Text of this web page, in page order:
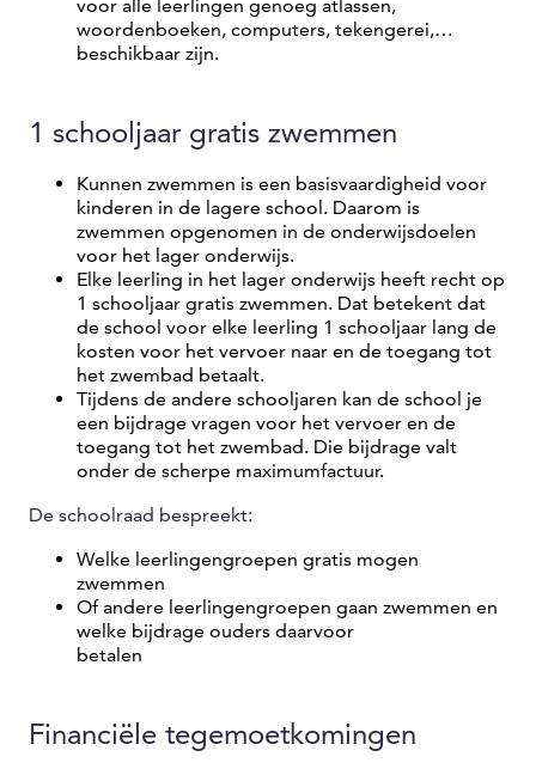
voor alle leerlingen genoeg atlassen,
woordenboeken, computers, tekengerei,…
beschikbaar zijn.
1 schooljaar gratis zwemmen
Kunnen zwemmen is een basisvaardigheid voor
kinderen in de lagere school. Daarom is
zwemmen opgenomen in de onderwijsdoelen
voor het lager onderwijs.
Elke leerling in het lager onderwijs heeft recht op
1 schooljaar gratis zwemmen. Dat betekent dat
de school voor elke leerling 1 schooljaar lang de
kosten voor het vervoer naar en de toegang tot
het zwembad betaalt.
Tijdens de andere schooljaren kan de school je
een bijdrage vragen voor het vervoer en de
toegang tot het zwembad. Die bijdrage valt
onder de scherpe maximumfactuur.
De schoolraad bespreekt:
Welke leerlingengroepen gratis mogen
zwemmen
Of andere leerlingengroepen gaan zwemmen en
welke bijdrage ouders daarvoor
betalen
Financiële tegemoetkomingen